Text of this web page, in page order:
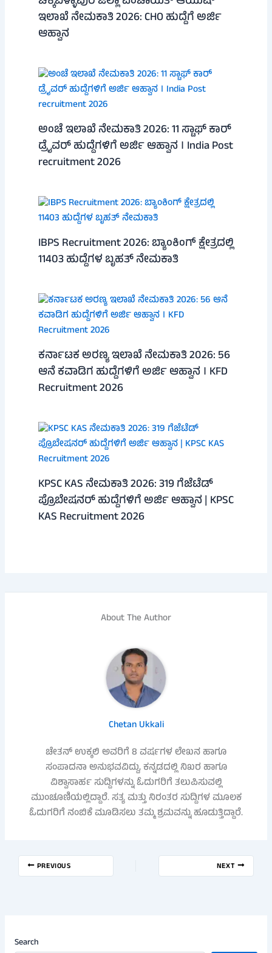
ಇಲಾಖೆ ನೇಮಕಾತಿ 2026: CHO ಹುದ್ದೆಗೆ ಅರ್ಜಿ
ಆಹ್ವಾನ
ಅಂಚೆ ಇಲಾಖೆ ನೇಮಕಾತಿ 2026: 11 ಸ್ಟಾಫ್ ಕಾರ್
ಡ್ರೈವರ್ ಹುದ್ದೆಗಳಿಗೆ ಅರ್ಜಿ ಆಹ್ವಾನ । India Post
recruitment 2026
IBPS Recruitment 2026: ಬ್ಯಾಂಕಿಂಗ್ ಕ್ಷೇತ್ರದಲ್ಲಿ
11403 ಹುದ್ದೆಗಳ ಬೃಹತ್ ನೇಮಕಾತಿ
ಕರ್ನಾಟಕ ಅರಣ್ಯ ಇಲಾಖೆ ನೇಮಕಾತಿ 2026: 56
ಆನೆ ಕವಾಡಿಗ ಹುದ್ದೆಗಳಿಗೆ ಅರ್ಜಿ ಆಹ್ವಾನ । KFD
Recruitment 2026
KPSC KAS ನೇಮಕಾತಿ 2026: 319 ಗೆಜೆಟೆಡ್
ಪ್ರೊಬೇಷನರ್ ಹುದ್ದೆಗಳಿಗೆ ಅರ್ಜಿ ಆಹ್ವಾನ | KPSC
KAS Recruitment 2026
About The Author
Chetan Ukkali
ಚೇತನ್ ಉಕ್ಕಲಿ ಅವರಿಗೆ 8 ವರ್ಷಗಳ ಲೇಖನ ಹಾಗೂ
ಸಂಪಾದನಾ ಅನುಭವವಿದ್ದು, ಕನ್ನಡದಲ್ಲಿ ನಿಖರ ಹಾಗೂ
ವಿಶ್ವಾಸಾರ್ಹ ಸುದ್ದಿಗಳನ್ನು ಓದುಗರಿಗೆ ತಲುಪಿಸುವಲ್ಲಿ
ಮುಂಚೂಣಿಯಲ್ಲಿದ್ದಾರೆ. ಸತ್ಯ ಮತ್ತು ನಿರಂತರ ಸುದ್ದಿಗಳ ಮೂಲಕ
ಓದುಗರಿಗೆ ನಂಬಿಕೆ ಮೂಡಿಸಲು ತಮ್ಮ ಶ್ರಮವನ್ನು ಹೂಡುತ್ತಿದ್ದಾರೆ.
PREVIOUS NEXT
Search